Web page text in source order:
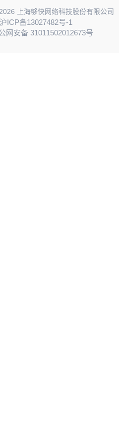
上海够快网络科技股份有限公司
沪ICP备13027482号-1
网安备 31011502012673号